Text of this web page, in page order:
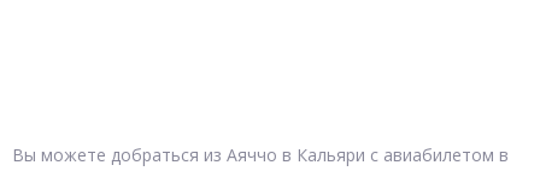
Вы можете добраться из Аяччо в Кальяри с авиабилетом в